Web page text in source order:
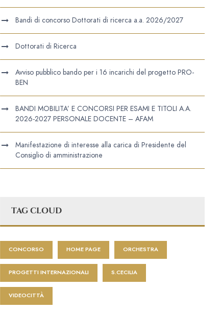
Bandi di concorso Dottorati di ricerca a.a. 2026/2027
Dottorati di Ricerca
Avviso pubblico bando per i 16 incarichi del progetto PRO-
BEN
BANDI MOBILITA’ E CONCORSI PER ESAMI E TITOLI A.A.
2026-2027 PERSONALE DOCENTE – AFAM
Manifestazione di interesse alla carica di Presidente del
Consiglio di amministrazione
TAG CLOUD
CONCORSO HOME PAGE ORCHESTRA
PROGETTI INTERNAZIONALI S.CECILIA
VIDEOCITTÀ